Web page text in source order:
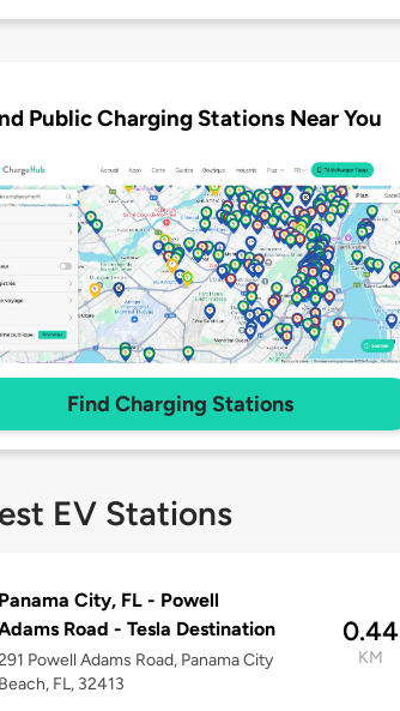
Public Charging Stations Near You
Find Charging Stations
EV Stations
Panama City, FL - Powell
Road - Tesla Destination
Powell Adams Road, Panama City
Beach, FL, 32413
0.44
KM